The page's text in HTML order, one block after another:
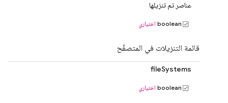
عناصر تم تنزيلها
boolean اختياري
قائمة التنزيلات في المتصفّح
fileSystems
boolean اختياري